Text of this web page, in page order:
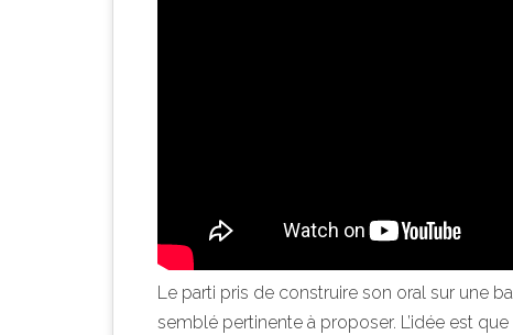
Le parti pris de construire son oral sur une
semblé pertinente à proposer. L’idée est